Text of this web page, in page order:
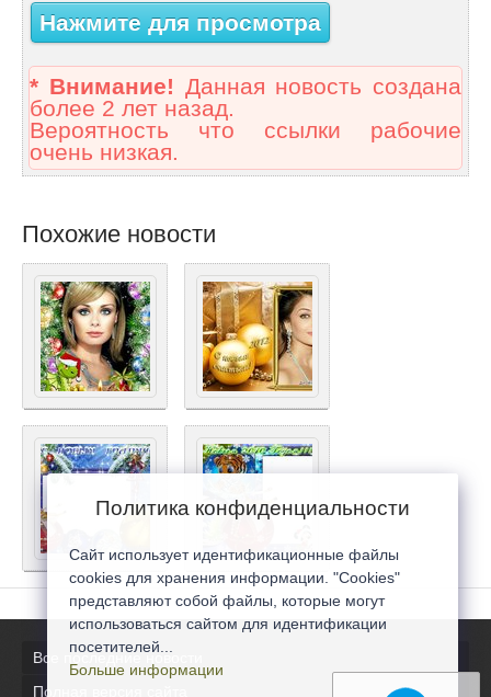
Нажмите для просмотра
* Внимание! Данная новость создана
более 2 лет назад.
Вероятность что ссылки рабочие
очень низкая.
Похожие новости
Все последние новости
Полная версия сайта
Политика конфиденциальности
Сайт использует идентификационные файлы
cookies для хранения информации. "Cookies"
представляют собой файлы, которые могут
использоваться сайтом для идентификации
посетителей...
Больше информации